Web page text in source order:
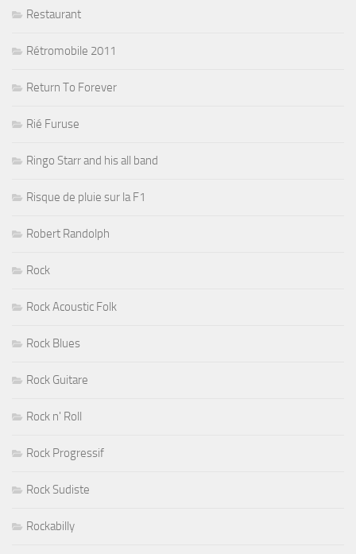
Restaurant
Rétromobile 2011
Return To Forever
Rié Furuse
Ringo Starr and his all band
Risque de pluie sur la F1
Robert Randolph
Rock
Rock Acoustic Folk
Rock Blues
Rock Guitare
Rock n' Roll
Rock Progressif
Rock Sudiste
Rockabilly